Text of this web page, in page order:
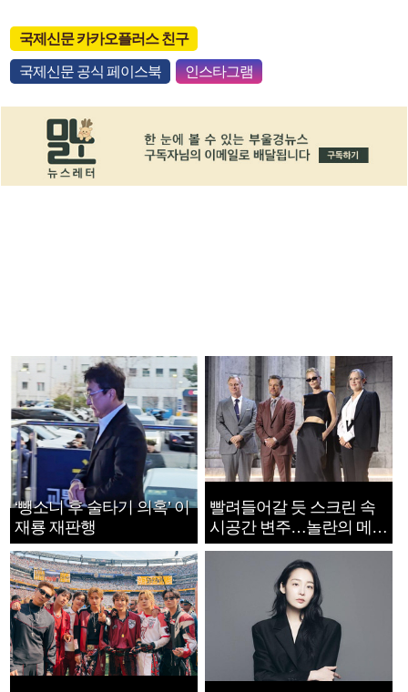
국제신문 카카오플러스 친구
국제신문 공식 페이스북 인스타그램
‘뺑소니 후 술타기 의혹’ 이
재룡 재판행
빨려들어갈 듯 스크린 속
시공간 변주…놀란의 메시
지는 ‘전쟁 속죄’